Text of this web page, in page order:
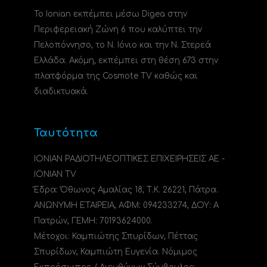
Το Ionian εκπέμπει μέσω Digea στην
Περιφερειακή Ζώνη 6 που καλύπτει την
Πελοπόννησο, το N. Ιόνιο και την Ν. Στερεά
Ελλάδα. Ακόμη, εκπέμπει στη θέση 673 στην
πλατφόρμα της Cosmote TV καθώς και
διαδικτυακά.
Ταυτότητα
ΙΟΝΙΑΝ ΡΑΔΙΟΤΗΛΕΟΠΤΙΚΕΣ ΕΠΙΧΕΙΡΗΣΕΙΣ ΑΕ -
IONIAN TV
Έδρα: Όθωνος Αμαλίας 18, Τ.Κ. 26221, Πάτρα.
ΑΝΩΝΥΜΗ ΕΤΑΙΡΕΙΑ, ΑΦΜ: 094233274, ΔΟΥ: A
Πατρών, ΓΕΜΗ: 70193624000.
Μέτοχοι: Καμπιώτης Σπυρίδων, Πέττας
Σπυρίδων, Καμπιώτη Ευγενία. Νόμιμος